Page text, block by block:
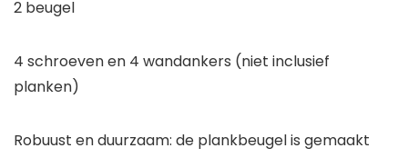
2 beugel
4 schroeven en 4 wandankers (niet inclusief
planken)
Robuust en duurzaam: de plankbeugel is gemaakt